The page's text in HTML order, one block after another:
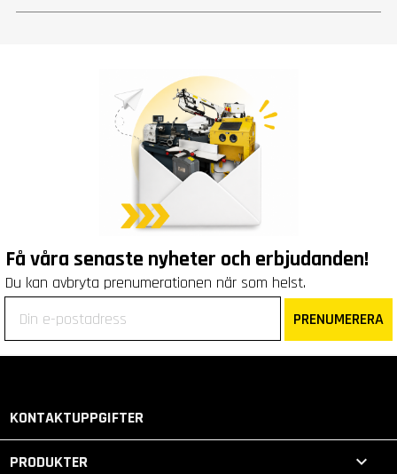
Få våra senaste nyheter och erbjudanden!
Du kan avbryta prenumerationen när som helst.
PRENUMERERA
KONTAKTUPPGIFTER
PRODUKTER 